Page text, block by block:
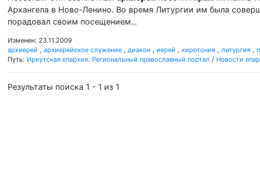
Архангела в Ново-Ленино. Во время Литургии им была
порадовал своим посещением...
Изменен: 23.11.2009
архиерей , архиерейское служение , диакон , иерей , хиротония , литургия ,
Путь: Иркутская епархия. Региональный православный портал / Новости
Результаты поиска 1 - 1 из 1